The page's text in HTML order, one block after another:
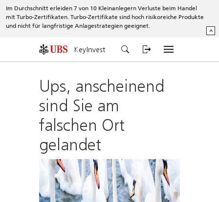
Im Durchschnitt erleiden 7 von 10 Kleinanlegern Verluste beim Handel
mit Turbo-Zertifikaten. Turbo-Zertifikate sind hoch risikoreiche Produkte
und nicht für langfristige Anlagestrategien geeignet.
^
KeyInvest
Ups, anscheinend
sind Sie am
falschen Ort
gelandet